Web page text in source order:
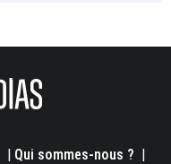
| Qui sommes-nous ? |